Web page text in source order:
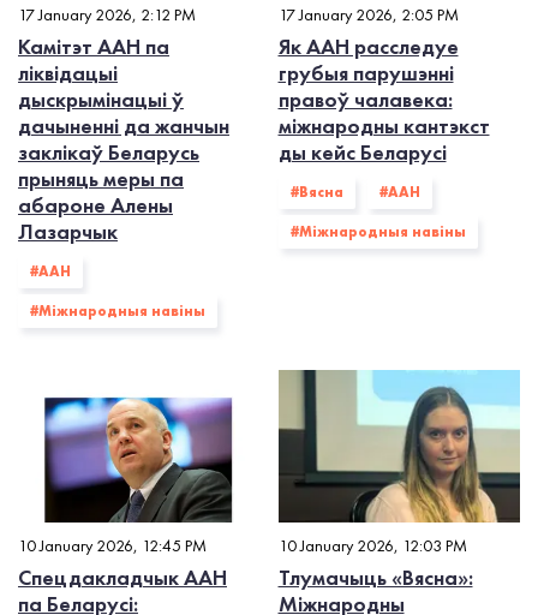
17 January 2026, 2:12 PM
Камітэт ААН па
ліквідацыі
дыскрымінацыі ў
дачыненні да жанчын
заклікаў Беларусь
прыняць меры па
абароне Алены
Лазарчык
#ААН
#Міжнародныя навіны
17 January 2026, 2:05 PM
Як ААН расследуе
грубыя парушэнні
правоў чалавека:
міжнародны кантэкст
ды кейс Беларусі
#Вясна #ААН
#Міжнародныя навіны
10 January 2026, 12:45 PM
Спецдакладчык ААН
па Беларусі:
10 January 2026, 12:03 PM
Тлумачыць «Вясна»:
Міжнародны